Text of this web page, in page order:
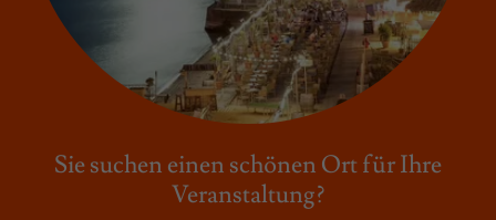
Sie suchen einen schönen Ort für Ihre
Veranstaltung?